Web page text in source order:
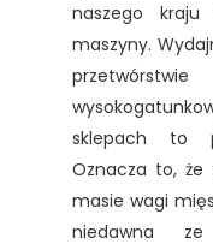
naszego kraju
maszyny.
sklepach to
Oznacza to, że
masie wagi
niedawna